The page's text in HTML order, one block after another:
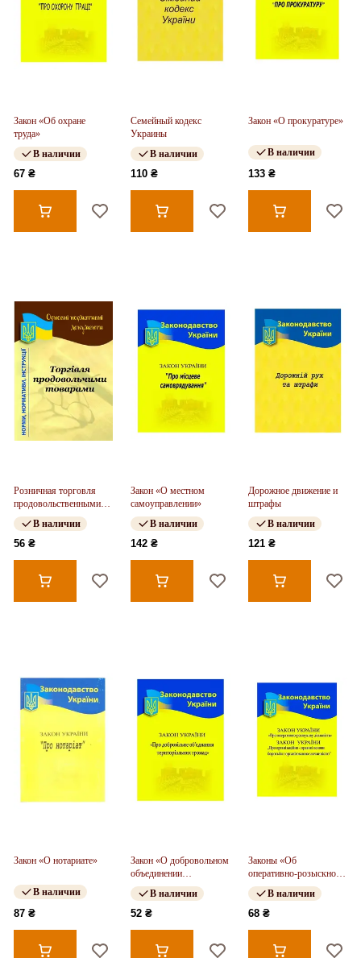
Закон «Об охране
труда»
В наличии
67 ₴
Семейный кодекс
Украины
В наличии
110 ₴
Закон «О прокуратуре»
В наличии
133 ₴
Розничная торговля
продовольственными
товарами
В наличии
56 ₴
Закон «О местном
самоуправлении»
В наличии
142 ₴
Дорожное движение и
штрафы
В наличии
121 ₴
Закон «О нотариате»
В наличии
87 ₴
Закон «О добровольном
объединении
территориальных
общин»В наличии
52 ₴
Законы «Об
оперативно-розыскной
деятельности», «Об
ОПО по борьбе с
организованной
В наличии
68 ₴